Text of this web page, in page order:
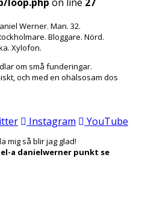
Werner. Man. 32.
Bloggare. Nörd.
Xylofon.
om små funderingar.
och med en ohälsosam dos
Instagram YouTube
mig så blir jag glad!
a danielwerner punkt se